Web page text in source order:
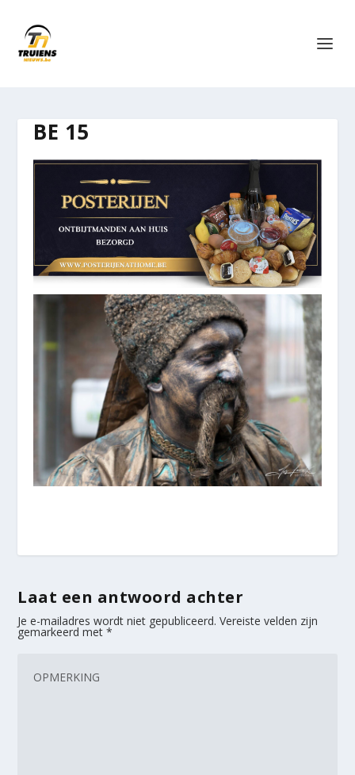
BE 15
Laat een antwoord achter
Je e-mailadres wordt niet gepubliceerd. Vereiste velden zijn
gemarkeerd met*